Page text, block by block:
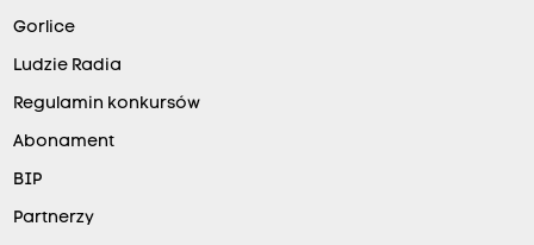
Gorlice
Ludzie Radia
Regulamin konkursów
Abonament
BIP
Partnerzy